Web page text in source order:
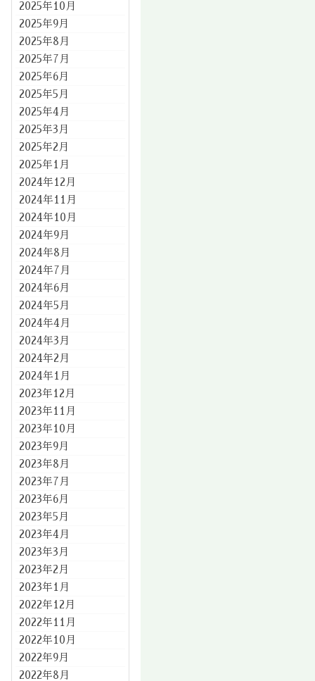
2025年10月
2025年9月
2025年8月
2025年7月
2025年6月
2025年5月
2025年4月
2025年3月
2025年2月
2025年1月
2024年12月
2024年11月
2024年10月
2024年9月
2024年8月
2024年7月
2024年6月
2024年5月
2024年4月
2024年3月
2024年2月
2024年1月
2023年12月
2023年11月
2023年10月
2023年9月
2023年8月
2023年7月
2023年6月
2023年5月
2023年4月
2023年3月
2023年2月
2023年1月
2022年12月
2022年11月
2022年10月
2022年9月
2022年8月